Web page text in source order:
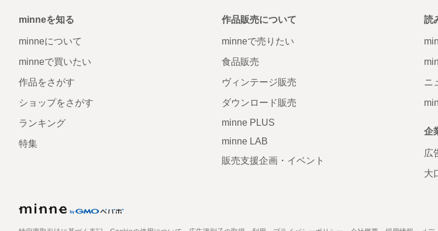
minneを知る
minneについて
minneで買いたい
作品をさがす
ショップをさがす
ランキング
特集
作品販売について
minneで売りたい
食品販売
ヴィンテージ販売
ダウンロード販売
minne PLUS
minne LAB
販売支援企画・イベント
読
ニ
企
広
大